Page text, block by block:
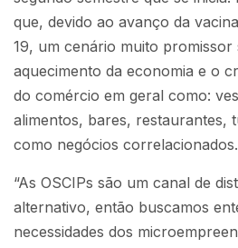
que, devido ao avanço da
19, um cenário muito promissor
aquecimento da economia e o
do comércio em geral como:
alimentos, bares, restaurantes,
como negócios correlacionados.
“As OSCIPs são um canal de
alternativo, então buscamos
necessidades dos